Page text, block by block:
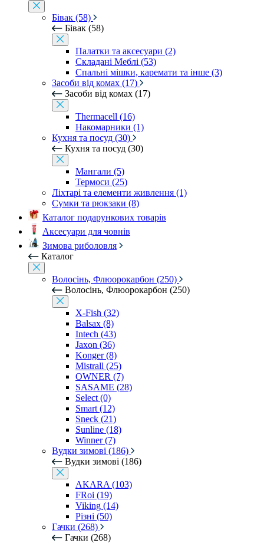
Бівак (58)
Бівак (58)
Палатки та аксесуари (2)
Складані Меблі (53)
Спальні мішки, каремати та інше (3)
Засоби від комах (17)
Засоби від комах (17)
Thermacell (16)
Накомарники (1)
Кухня та посуд (30)
Кухня та посуд (30)
Мангали (5)
Термоси (25)
Ліхтарі та елементи живлення (1)
Сумки та рюкзаки (8)
Каталог подарункових товарів
Аксесуари для човнів
Зимова риболовля
Каталог
Волосінь, Флюорокарбон (250)
Волосінь, Флюорокарбон (250)
X-Fish (32)
Balsax (8)
Intech (43)
Jaxon (36)
Konger (8)
Mistrall (25)
OWNER (7)
SASAME (28)
Select (0)
Smart (12)
Sneck (21)
Sunline (18)
Winner (7)
Вудки зимові (186)
Вудки зимові (186)
AKARA (103)
FRoi (19)
Viking (14)
Різні (50)
Гачки (268)
Гачки (268)